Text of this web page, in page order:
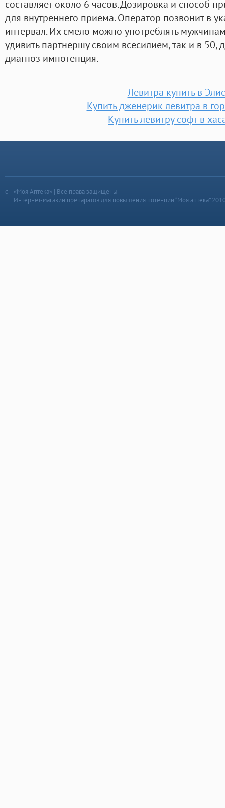
составляет около 6 часов. Дозировка и способ
для внутреннего приема. Оператор позвонит в
интервал. Их смело можно употреблять
удивить партнершу своим всесилием, так и в 50,
диагноз импотенция.
Левитра купить в
Купить дженерик левитра в
Купить левитру софт в
«Моя Аптека» | Все права защищены
Интернет-магазин препаратов для повышения потенции “Моя аптека”